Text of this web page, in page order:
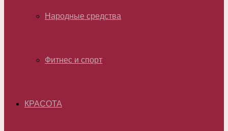
Народные средства
Фитнес и спорт
КРАСОТА